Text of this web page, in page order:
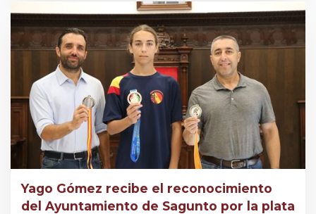
Yago Gómez recibe el reconocimiento
del Ayuntamiento de Sagunto por la plata